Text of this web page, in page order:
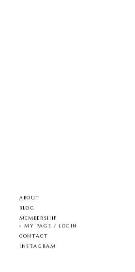
ABOUT
BLOG
MEMBERSHIP
MY PAGE / LOGIN
CONTACT
INSTAGRAM